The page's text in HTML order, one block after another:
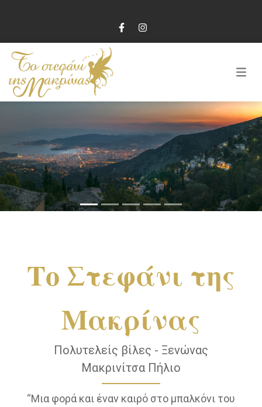
Το Στεφάνι της
Μακρίνας
Πολυτελείς βίλες - Ξενώνας
Μακρινίτσα Πήλιο
“Μια φορά και έναν καιρό στο μπαλκόνι του